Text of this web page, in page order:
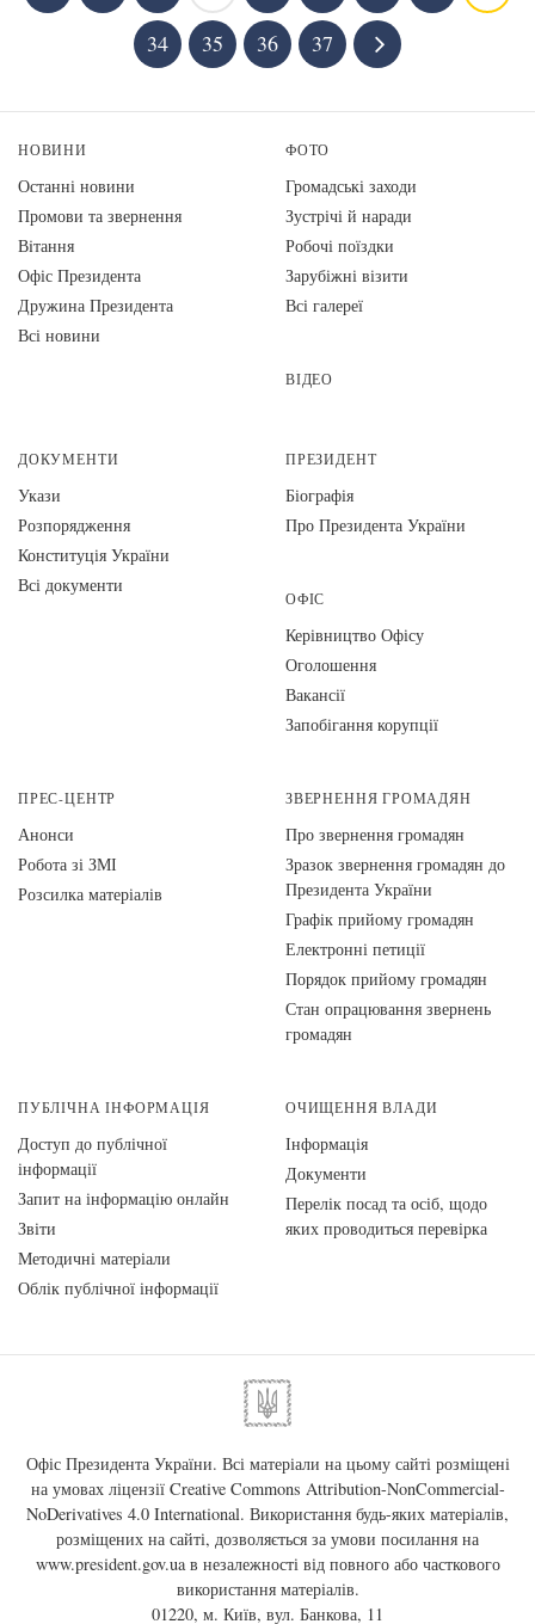
34
35 36 37
НОВИНИ
Останні новини
Промови та звернення
Вiтання
Офіс Президента
Дружина Президента
Всі новини
ФОТО
Громадські заходи
Зустрічі й наради
Робочі поїздки
Зарубіжні візити
Всі галереї
ВІДЕО
ДОКУМЕНТИ
Укази
Розпорядження
Конституція України
Всі документи
ПРЕЗИДЕНТ
Біографія
Про Президента України
ОФІС
Керівництво Офісу
Оголошення
Вакансії
Запобігання корупції
ПРЕС-ЦЕНТР
Анонси
Робота зі ЗМІ
Розсилка матеріалів
ЗВЕРНЕННЯ ГРОМАДЯН
Про звернення громадян
Зразок звернення громадян до
Президента України
Графік прийому громадян
Електронні петиції
Порядок прийому громадян
Стан опрацювання звернень
громадян
ПУБЛІЧНА ІНФОРМАЦІЯ
Доступ до публічної
інформації
Запит на інформацію онлайн
Звіти
Методичні матеріали
Облік публічної інформації
ОЧИЩЕННЯ ВЛАДИ
Інформація
Документи
Перелік посад та осіб, щодо
яких проводиться перевірка
Офіс Президента України. Всі матеріали на цьому сайті розміщені
на умовах ліцензії Creative Commons Attribution-NonCommercial-
NoDerivatives 4.0 International. Використання будь-яких матеріалів,
розміщених на сайті, дозволяється за умови посилання на
www.president.gov.uaв незалежності від повного або часткового
використання матеріалів.
01220, м. Київ, вул. Банкова, 11